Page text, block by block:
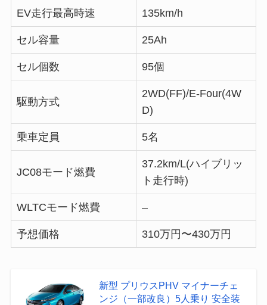
EV走行最高時速 135km/h
セル容量 25Ah
セル個数 95個
駆動方式
2WD(FF)/E-Four(4W
D)
乗車定員 5名
JC08モード燃費
37.2km/L(ハイブリッ
ト走行時)
WLTCモード燃費 –
予想価格 310万円〜430万円
新型 プリウスPHV マイナーチェ
ンジ（一部改良）5人乗り 安全装